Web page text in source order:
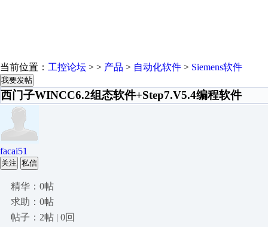
当前位置： 工控论坛 > > 产品 > 自动化软件 > Siemens软件
我要发帖
西门子WINCC6.2组态软件+Step7.V5.4编程软件
facai51
关注 私信
精华：0帖
求助：0帖
帖子：2帖 | 0回